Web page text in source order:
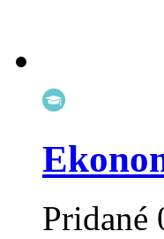
Pridané